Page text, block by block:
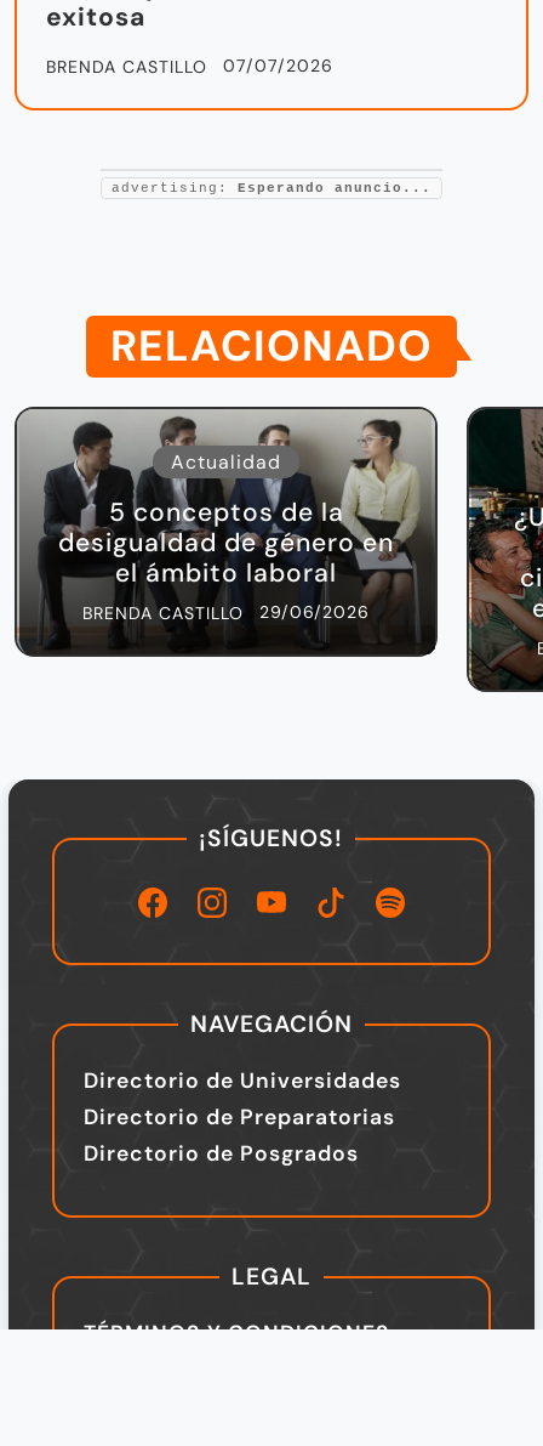
exitosa
BRENDA CASTILLO 07/07/2026
advertising: Esperando anuncio...
RELACIONADO
Actualidad
5 conceptos de la
desigualdad de género en
el ámbito laboral
BRENDA CASTILLO 29/06/2026
¡SÍGUENOS!
NAVEGACIÓN
Directorio de Universidades
Directorio de Preparatorias
Directorio de Posgrados
LEGAL
TÉRMINOS Y CONDICIONES